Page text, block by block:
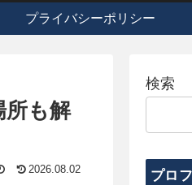
プライバシーポリシー
所も解
2026.08.02
検索
プロ